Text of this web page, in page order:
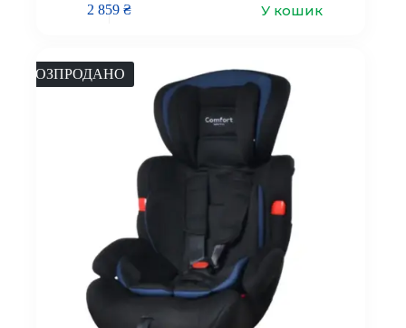
2 859₴ У кошик
РОЗПРОДАНО